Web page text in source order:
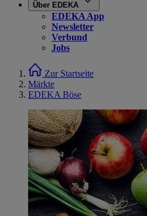
Über EDEKA
EDEKA App
Newsletter
Verbund
Jobs
Zur Startseite
Märkte
EDEKA Böse